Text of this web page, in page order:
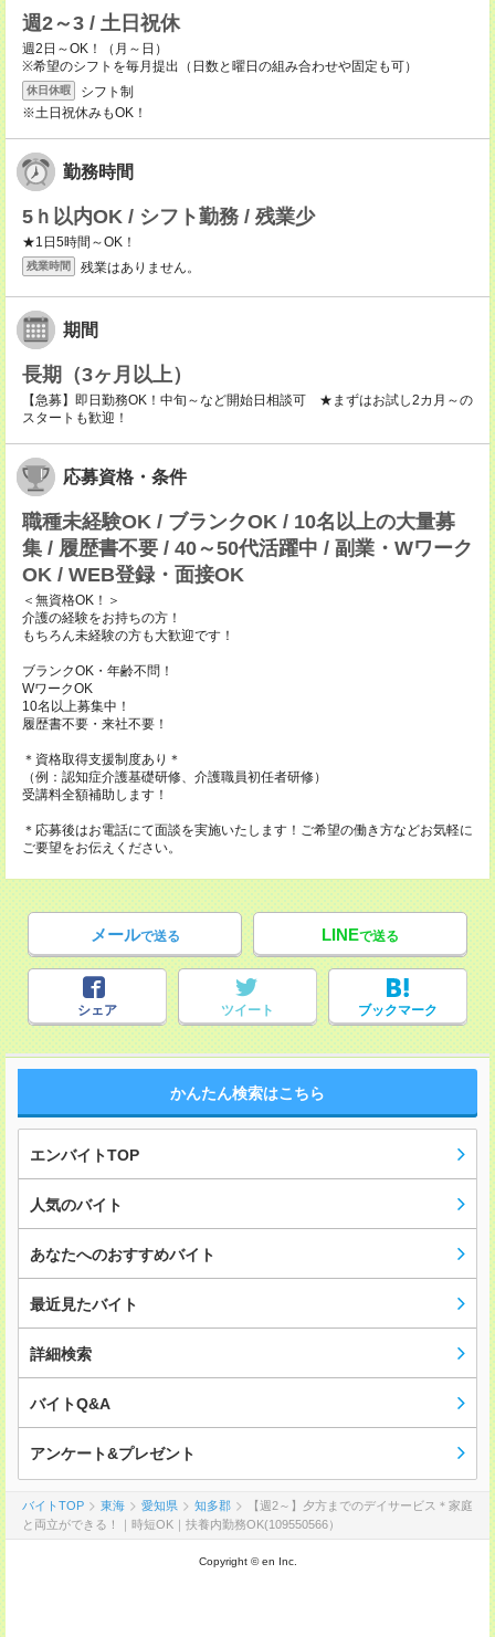
週2～3 / 土日祝休
週2日～OK！（月～日）
※希望のシフトを毎月提出（日数と曜日の組み合わせや固定も可）
休日休暇
シフト制
※土日祝休みもOK！
勤務時間
5ｈ以内OK / シフト勤務 / 残業少
★1日5時間～OK！
残業時間 残業はありません。
期間
長期（3ヶ月以上）
【急募】即日勤務OK！中旬～など開始日相談可 ★まずはお試し2カ月～の
スタートも歓迎！
応募資格・条件
職種未経験OK / ブランクOK / 10名以上の大量募
集 / 履歴書不要 / 40～50代活躍中 / 副業・Wワーク
OK / WEB登録・面接OK
＜無資格OK！＞
介護の経験をお持ちの方！
もちろん未経験の方も大歓迎です！
ブランクOK・年齢不問！
WワークOK
10名以上募集中！
履歴書不要・来社不要！
＊資格取得支援制度あり＊
（例：認知症介護基礎研修、介護職員初任者研修）
受講料全額補助します！
＊応募後はお電話にて面談を実施いたします！ご希望の働き方などお気軽に
ご要望をお伝えください。
メールで送る LINEで送る
シェア ツイート ブックマーク
かんたん検索はこちら
エンバイトTOP
人気のバイト
あなたへのおすすめバイト
最近見たバイト
詳細検索
バイトQ&A
アンケート&プレゼント
バイトTOP 東海 愛知県 知多郡
【週2～】夕方までのデイサービス＊家庭
と両立ができる！｜時短OK｜扶養内勤務OK(109550566）
Copyright © en Inc.